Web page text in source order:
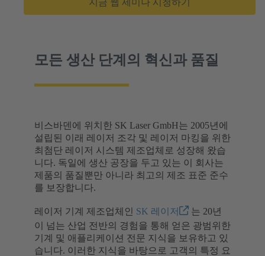
지금 웹 세미나 시청하기
모든 생산 단계의 혁신과 품질
비스바덴에 위치한 SK Laser GmbH는 2005년에
설립된 이래 레이저 조각 및 레이저 마킹을 위한
최첨단 레이저 시스템 제조업체로 성장해 왔습
니다. 독일에 생산 공장을 두고 있는 이 회사는
제품의 품질뿐만 아니라 최고의 제조 표준 준수
를 보장합니다.
레이저 기계 제조업체인 SK 레이저
는 20년
이 넘는 산업 전반의 경험을 통해 얻은 광범위한
기계 및 애플리케이션 전문 지식을 보유하고 있
습니다. 이러한 지식을 바탕으로 고객의 특정 요